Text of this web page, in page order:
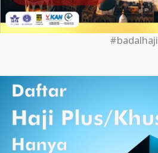
#badalhaji